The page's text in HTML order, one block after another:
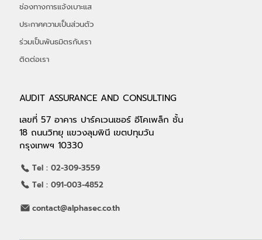
AUDIT ASSURANCE AND CONSULTING
เลขที่ 57 อาคาร ปาร์คเวนเชอร์ อีโคเพล็ก ชั้น
18 ถนนวิทยุ แขวงลุมพินี เขตปทุมวัน
กรุงเทพฯ 10330
contact@alphasec.co.th
Tel : 02-309-3559
Tel : 091-003-4852
ช่องทางการแจ้งเบาะแส
ประกาศความเป็นส่วนตัว
ร่วมเป็นพันธมิตรกับเรา
ติดต่อเรา